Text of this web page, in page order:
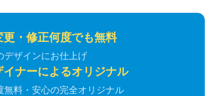
更・修正何度でも無料
デザインにお仕上げ
イナーによるオリジナル
無料・安心の完全オリジナル